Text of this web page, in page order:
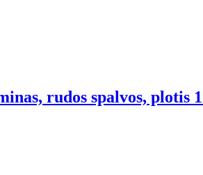
rudos spalvos, plotis